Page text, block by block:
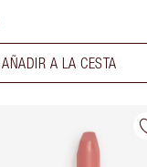
AÑADIR A LA CESTA